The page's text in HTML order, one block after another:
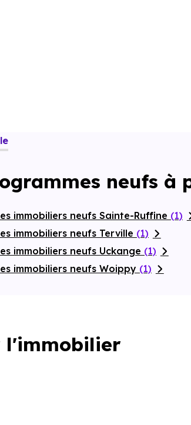
neufs à
immobiliers neufs Sainte-Ruffine (1)
immobiliers neufs Terville (1)
immobiliers neufs Uckange (1)
immobiliers neufs Woippy (1)
l'immobilier